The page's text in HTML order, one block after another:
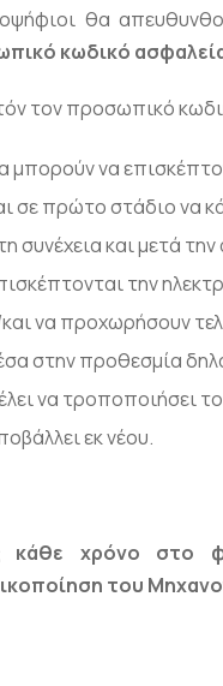
θα
κωδικό
τον προσωπικό
μπορούν να
σε πρώτο στάδιο να
συνέχεια και μετά
την
να προχωρήσουν
στην προθεσμία
να τροποποιήσει
εκ νέου.
χρόνο στο
του